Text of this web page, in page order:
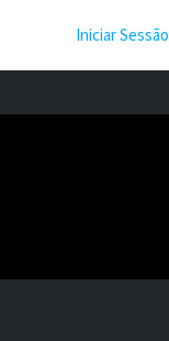
Iniciar Sessão